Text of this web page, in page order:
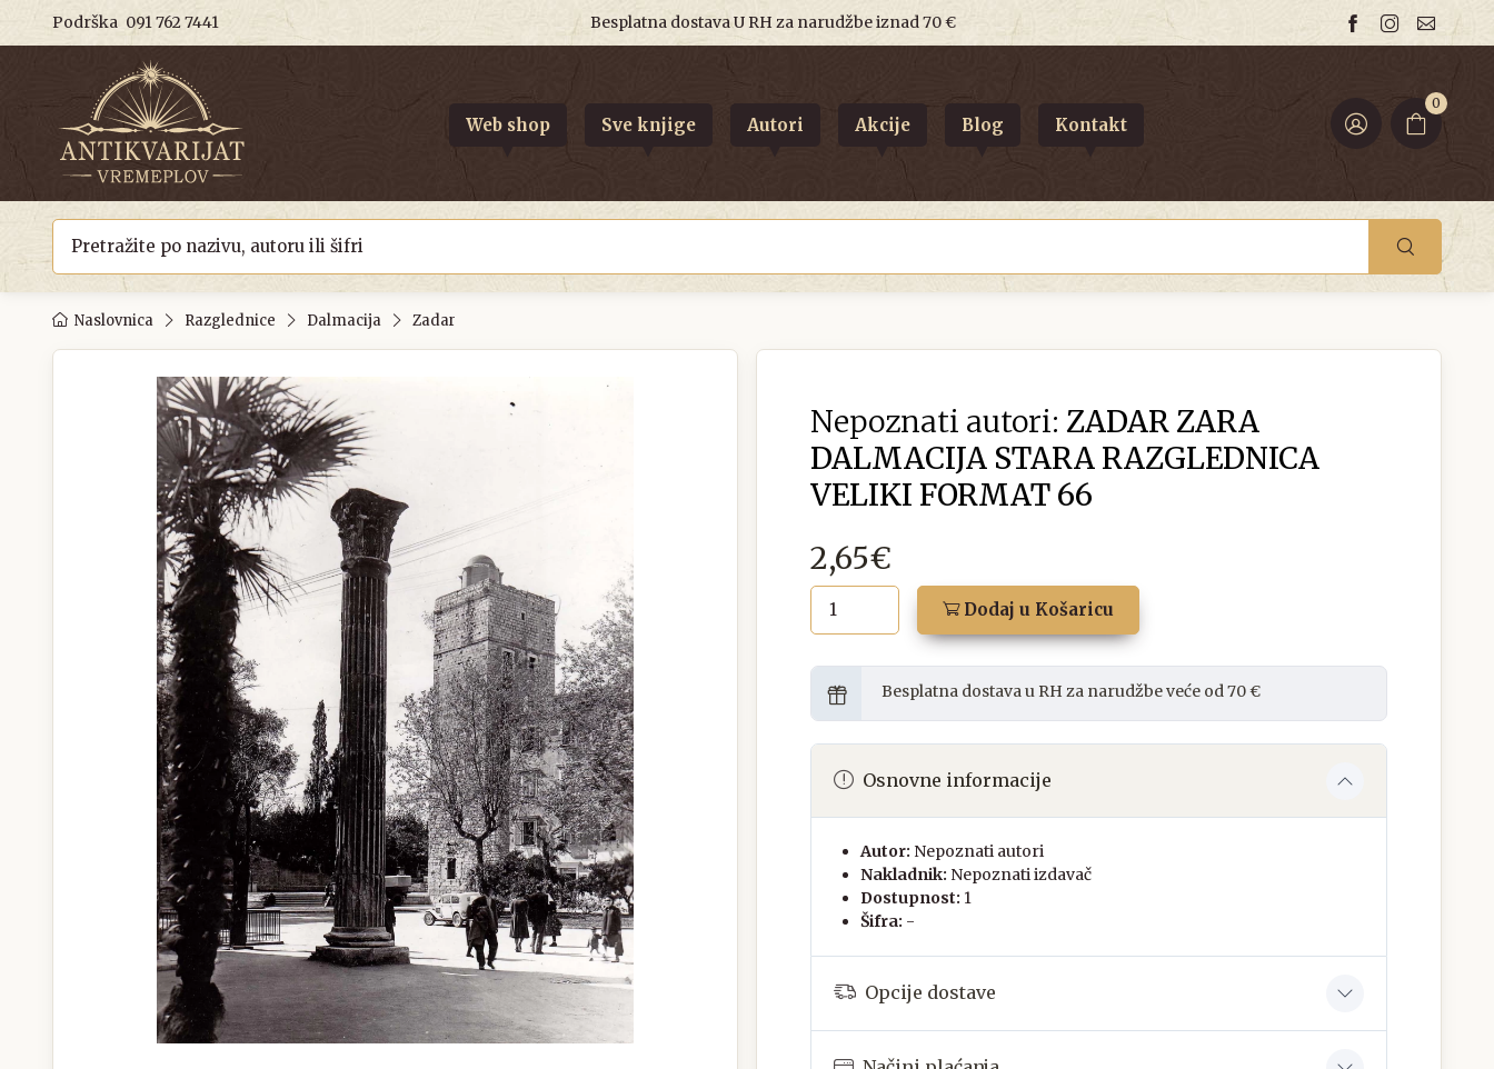
Podrška 091 762 7441 Besplatna dostava U RH za narudžbe iznad 70 €
0
Web shop Sve knjige Autori Akcije Blog Kontakt
Naslovnica Razglednice Dalmacija Zadar
Nepoznati autori: ZADAR ZARA
DALMACIJA STARA RAZGLEDNICA
VELIKI FORMAT 66
2,65€
Dodaj u Košaricu
Besplatna dostava u RH za narudžbe veće od 70 €
Osnovne informacije
Autor: Nepoznati autori
Nakladnik: Nepoznati izdavač
Dostupnost: 1
Šifra: -
Opcije dostave